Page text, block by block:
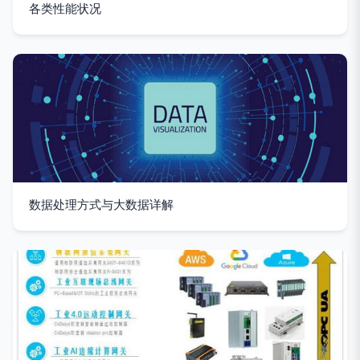
各类性能状况
数据处理方式与大数据详解